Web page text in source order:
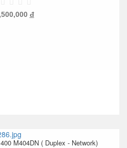
đ
M404DN ( Duplex - Network)